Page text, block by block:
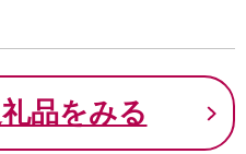
品をみる